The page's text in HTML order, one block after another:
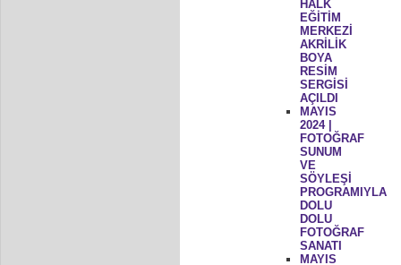
HALK
EĞİTİM
MERKEZİ
AKRİLİK
BOYA
RESİM
SERGİSİ
AÇILDI
MAYIS
2024 |
FOTOĞRAF
SUNUM
VE
SÖYLEŞİ
PROGRAMIYLA
DOLU
DOLU
FOTOĞRAF
SANATI
MAYIS